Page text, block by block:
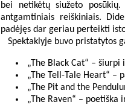
bei netikėtų siužeto
antgamtiniais reiškiniais.
padėjęs dar geriau perteikti
Spektaklyje buvo pristatytos
„The Black Cat“ –
„The Tell-Tale Heart“ –
„The Pit and the
„The Raven“ –